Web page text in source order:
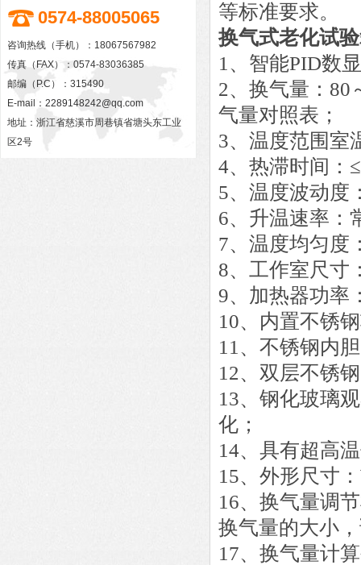
0574-88005065
咨询热线（手机）：18067567982
传真（FAX）：0574-83036385
邮编（P.C）：315490
E-mail： 2289148242@qq.com
地址：浙江省慈溪市周巷镇省塘头东工业
区2号
等标准要求。
换气式老化试
1、智能PID数
2、换气量：80
气量对照表；
3、温度范围
4、热滞时间：
5、温度波动度
6、升温速率：
7、温度均匀度
8、工作室尺寸
9、加热器功率
10、内置不锈
11、不锈钢内
12、双层不锈
13、钢化玻璃
化；
14、具有超高
15、外形尺寸
16、换气量调
换气量的大小
17、换气量计